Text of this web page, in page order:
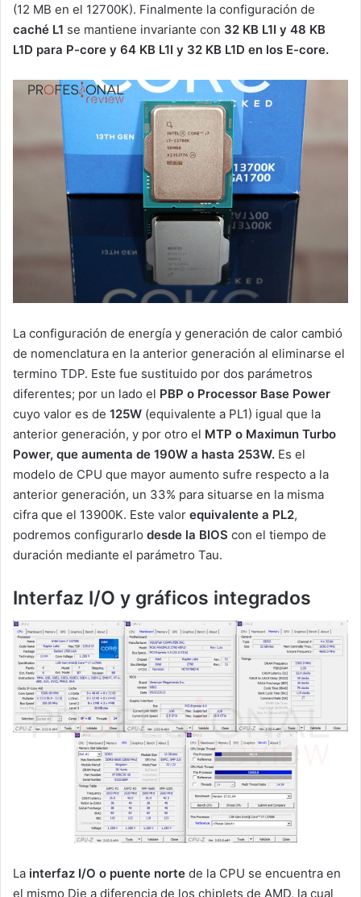
(12 MB en el 12700K). Finalmente la configuración de
caché L1 se mantiene invariante con 32 KB L1I y 48 KB
L1D para P-core y 64 KB L1I y 32 KB L1D en los E-core.
La configuración de energía y generación de calor cambió
de nomenclatura en la anterior generación al eliminarse el
termino TDP. Este fue sustituido por dos parámetros
diferentes; por un lado el PBP o Processor Base Power
cuyo valor es de 125W (equivalente a PL1) igual que la
anterior generación, y por otro el MTP o Maximun Turbo
Power, que aumenta de 190W a hasta 253W. Es el
modelo de CPU que mayor aumento sufre respecto a la
anterior generación, un 33% para situarse en la misma
cifra que el 13900K. Este valor equivalente a PL2,
podremos configurarlo desde la BIOS con el tiempo de
duración mediante el parámetro Tau.
Interfaz I/O y gráficos integrados
La interfaz I/O o puente norte de la CPU se encuentra en
el mismo Die a diferencia de los chiplets de AMD, la cual